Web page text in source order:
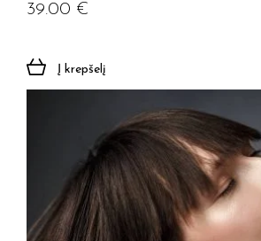
39.00 €
Į krepšelį